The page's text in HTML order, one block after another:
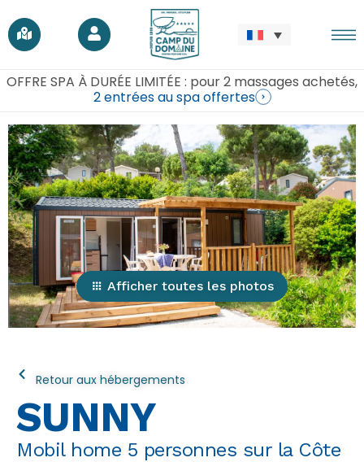
OFFRE SPA À DURÉE LIMITÉE : pour 2 massages achetés,
2 entrées au spa offertes
Afficher toutes les photos
Retour aux hébergements
SUNNY
Mobil home 5 personnes sur la Côte